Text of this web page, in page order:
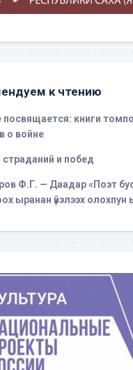
к чтению
посвящается: книги
о войне
и побед
Ф.Г. — Даадар «Поэт
ыранан үйэлээх